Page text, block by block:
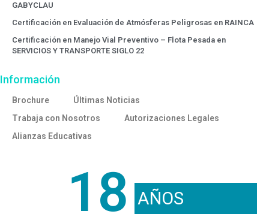
GABYCLAU
Certificación en Evaluación de Atmósferas Peligrosas en RAINCA
Certificación en Manejo Vial Preventivo – Flota Pesada en
SERVICIOS Y TRANSPORTE SIGLO 22
Información
Brochure
Últimas Noticias
Trabaja con Nosotros
Autorizaciones Legales
Alianzas Educativas
18 AÑOS